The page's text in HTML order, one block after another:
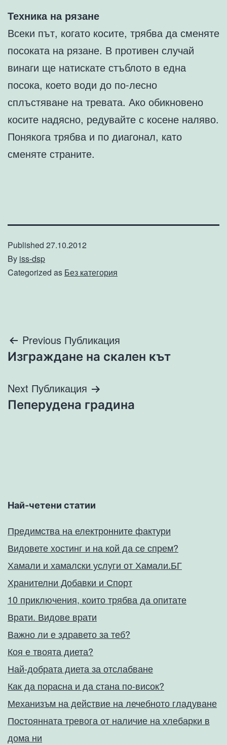
Техника на рязане
Всеки път, когато косите, трябва да сменяте
посоката на рязане. В противен случай
винаги ще натискате стъблото в една
посока, което води до по-лесно
сплъстяване на тревата. Ако обикновено
косите надясно, редувайте с косене наляво.
Понякога трябва и по диагонал, като
сменяте страните.
Published 27.10.2012
By iss-dsp
Categorized as Без категория
Навигация
Previous Публикация
Изграждане на скален кът
Next Публикация
Пеперудена градина
Най-четени статии
Предимства на електронните фактури
Видовете хостинг и на кой да се спрем?
Хамали и хамалски услуги от Хамали.БГ
Хранителни Добавки и Спорт
10 приключения, които трябва да опитате
Врати. Видове врати
Важно ли е здравето за теб?
Коя е твоята диета?
Най-добрата диета за отслабване
Как да порасна и да стана по-висок?
Механизъм на действие на лечебното гладуване
Постоянната тревога от наличие на хлебарки в
дома ни